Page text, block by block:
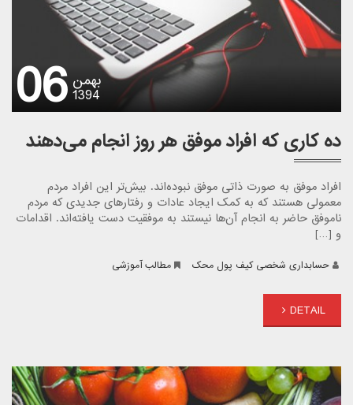
06 بهمن
1394
ده کاری که افراد موفق هر روز انجام می‌دهند
افراد موفق به صورت ذاتی موفق نبوده‌اند. بیش‌تر این افراد مردم
معمولی هستند که به کمک ایجاد عادات و رفتارهای جدیدی که مردم
ناموفق حاضر به انجام آن‌ها نیستند به موفقیت دست یافته‌اند. اقدامات
و […]
حسابداری شخصی کیف پول محک مطالب آموزشی
DETAIL